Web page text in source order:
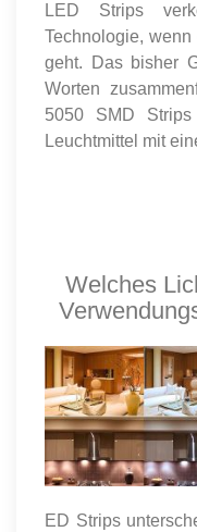
LED Strips
Technologie,
geht. Das bisher
Worten
5050 SMD Strips
Leuchtmittel mit
Welches
ED Strips